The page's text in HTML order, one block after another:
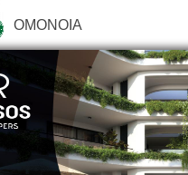
ΟΜΟΝΟΙΑ
ΟΜΟΝΟΙΑ ΑΡΑΔΙΠΠΟΥ
ΠΑΦΟΣ
ADVERTISEMENT